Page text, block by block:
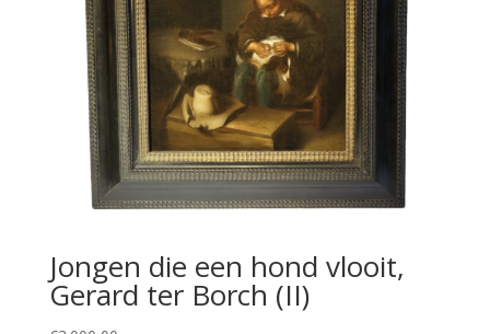
Jongen die een hond vlooit,
Gerard ter Borch (II)